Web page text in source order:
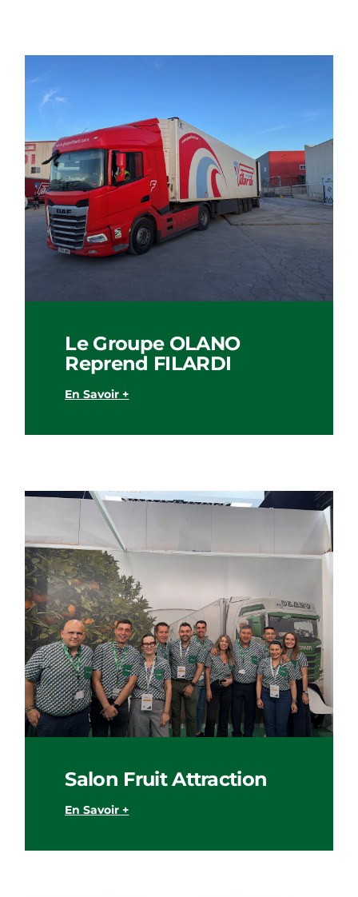
Le Groupe OLANO
Reprend FILARDI
En Savoir +
Salon Fruit Attraction
En Savoir +